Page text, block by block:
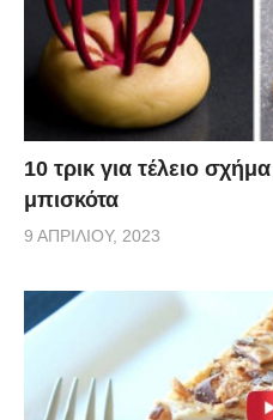
10 τρικ για τέλειο
μπισκότα
9 ΑΠΡΙΛΊΟΥ, 2023